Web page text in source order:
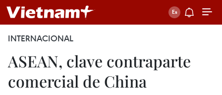
INTERNACIONAL
ASEAN, clave contraparte
comercial de China